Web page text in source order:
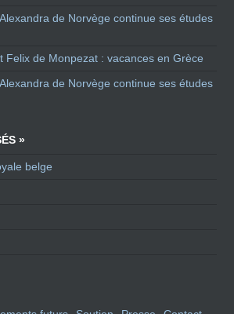
de Norvège continue ses études
Felix de Monpezat : vacances en Grèce
de Norvège continue ses études
»
belge